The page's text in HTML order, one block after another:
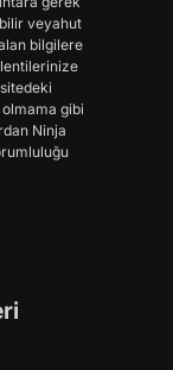
veyahut
bilgilere
gibi
Ninja